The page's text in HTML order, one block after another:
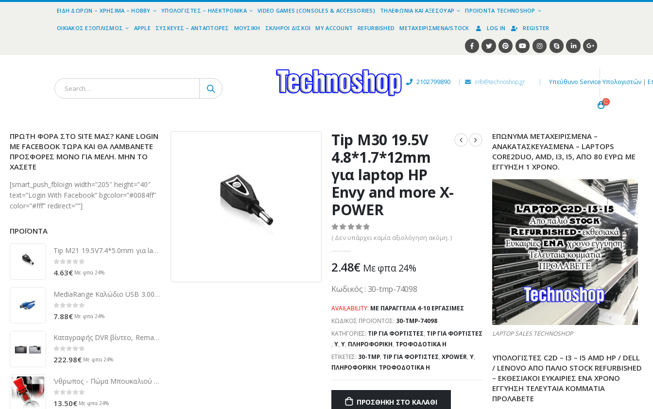
ΕΊΔΗ ΔΏΡΩΝ – ΧΡΉΣΙΜΑ – HOBBY ΥΠΟΛΟΓΙΣΤΈΣ – ΗΛΕΚΤΡΟΝΙΚΆ VIDEO GAMES (CONSOLES & ACCESSORIES) ΤΗΛΕΦΩΝΊΑ ΚΑΙ ΑΞΕΣΟΥΆΡ ΠΡΟΪΌΝΤΑ TECHNOSHOP
ΟΙΚΙΑΚΌΣ ΕΞΟΠΛΙΣΜΌΣ APPLE ΣΥΣΚΕΥΈΣ – ΑΝΤΆΠΤΟΡΕΣ ΜΟΥΣΙΚΉ ΣΚΛΗΡΟΊ ΔΊΣΚΟΙ MY ACCOUNT REFURBISHED ΜΕΤΑΧΕΙΡΙΣΜΈΝΑ/STOCK LOG IN REGISTER
2102799890 | info@technoshop,gr | Υπεύθυνο Service Υπολογιστών |
Tip M30 19.5V
4.8*1.7*12mm
για laptop HP
Envy and more X-
POWER
0 out of 5
( Δεν υπάρχει καμία αξιολόγηση ακόμη. )
2.48€ Με φπα 24%
Κωδικός : 30-tmp-74098
AVAILABILITY: ΜΕ ΠΑΡΑΓΓΕΛΊΑ 4-10 ΕΡΓΆΣΙΜΕΣ
ΚΩΔΙΚΌΣ ΠΡΟΪΌΝΤΟΣ: 30-TMP-74098
ΚΑΤΗΓΟΡΊΕΣ: TIP ΓΙΑ ΦΟΡΤΙΣΤΈΣ, TIP ΓΙΑ ΦΟΡΤΙΣΤΈΣ
, Y, Y, ΠΛΗΡΟΦΟΡΙΚΉ, ΤΡΟΦΟΔΟΤΙΚΆ H
ΕΤΙΚΈΤΕΣ: 30-TMP, TIP ΓΙΑ ΦΟΡΤΙΣΤΈΣ, XPOWER, Y,
ΠΛΗΡΟΦΟΡΙΚΉ, ΤΡΟΦΟΔΟΤΙΚΆ H
ΠΡΟΣΘΉΚΗ ΣΤΟ ΚΑΛΆΘΙ
ΠΡΏΤΗ ΦΟΡΆ ΣΤΟ SITE ΜΑΣ? ΚΆΝΕ LOGIN
ΜΕ FACEBOOK ΤΏΡΑ ΚΑΙ ΘΑ ΛΑΜΒΆΝΕΤΕ
ΠΡΟΣΦΟΡΈΣ ΜΌΝΟ ΓΙΑ ΜΈΛΗ. ΜΗΝ ΤΟ
ΧΆΣΕΤΕ
[smart_push_fbloign width=”205″ height=”40″
text=”Login With Facebook” bgcolor=”#0084ff”
color=”#fff” redirect=””]
ΠΡΟΪΌΝΤΑ
Tip M21 19.5V7.4*5.0mm για laptops DELL and more X-POWER
0out of 5
4.63€ Με φπα 24%
MediaRange Καλώδιο USB 3.00 A-B 2m
7.88€ Με φπα 24%
Kαταγραφής DVR βίντεο, Remax CX-01, 1080P, αργυρός - 72010
0 out of 5
222.98€ Με φπα 24%
’νθρωπος - Πώμα Μπουκαλιού AlcoHal
0 out of 5
13.50€ Με φπα 24%
ΕΠΏΝΥΜΑ ΜΕΤΑΧΕΙΡΙΣΜΈΝΑ –
ΑΝΑΚΑΤΑΣΚΕΥΑΣΜΈΝΑ – LAPTOPS
CORE2DUO, AMD, I3, I5, ΑΠΌ 80 ΕΥΡΏ ΜΕ
ΕΓΓΎΗΣΗ 1 ΧΡΌΝΟ.
LAPTOP SALES TECHNOSHOP
ΥΠΟΛΟΓΙΣΤΕΣ C2D – I3 – I5 AMD HP / DELL
/ LENOVO ΑΠΟ ΠΑΛΙΌ STOCK REFURBISHED
– ΕΚΘΕΣΙΑΚΟΊ ΕΥΚΑΙΡΊΕΣ ΈΝΑ ΧΡΌΝΟ
ΕΓΓΎΗΣΗ ΤΕΛΕΥΤΑΊΑ ΚΟΜΜΆΤΙΑ
ΠΡΟΛΑΒΕΤΕ